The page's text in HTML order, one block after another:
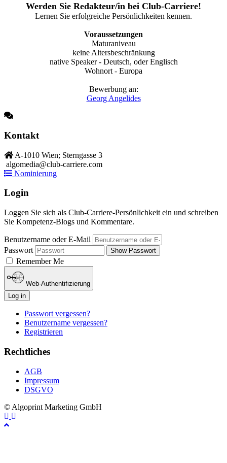
Werden Sie Redakteur/in bei Club-Carriere!
Lernen Sie erfolgreiche Persönlichkeiten kennen.
Voraussetzungen
Maturaniveau
keine Altersbeschränkung
native Speaker - Deutsch, oder Englisch
Wohnort - Europa
Bewerbung an:
Georg Angelides
Kontakt
A-1010 Wien; Sterngasse 3
algomedia@club-carriere.com
Nominierung
Login
Loggen Sie sich als Club-Carriere-Persönlichkeit ein und schreiben
Sie Kompetenz-Blogs und Kommentare.
Benutzername oder E-Mail
Passwort
Show Passwort
Remember Me
Web-Authentifizierung
Log in
Passwort vergessen?
Benutzername vergessen?
Registrieren
Rechtliches
AGB
Impressum
DSGVO
© Algoprint Marketing GmbH